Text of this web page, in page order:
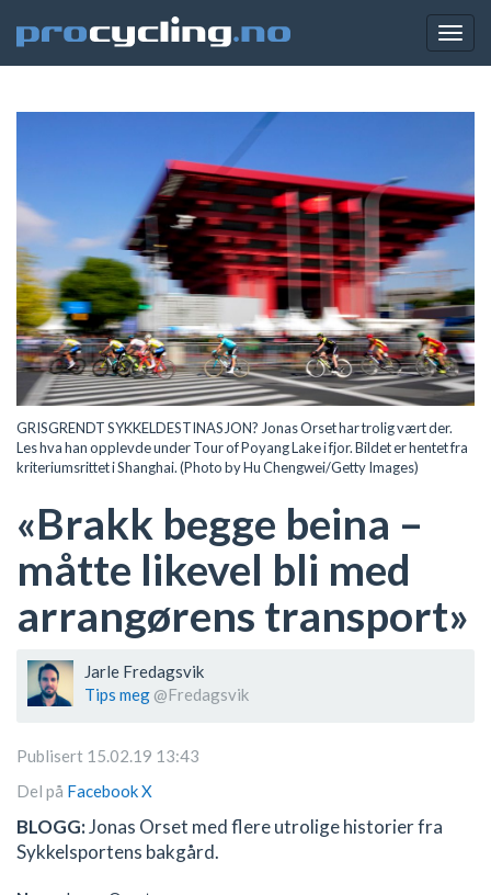
GRISGRENDT SYKKELDESTINASJON? Jonas Orset har trolig vært der.
Les hva han opplevde under Tour of Poyang Lake i fjor. Bildet er hentet fra
kriteriumsrittet i Shanghai. (Photo by Hu Chengwei/Getty Images)
«Brakk begge beina –
måtte likevel bli med
arrangørens transport»
Jarle Fredagsvik
Tips meg @Fredagsvik
Publisert 15.02.19 13:43
Del på FacebookX
BLOGG:Jonas Orset med flere utrolige historier fra
Sykkelsportens bakgård.